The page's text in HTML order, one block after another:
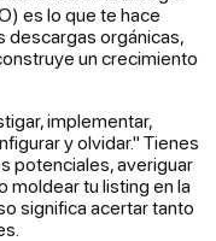
es lo que te hace
descargas orgánicas,
un crecimiento
implementar,
y olvidar." Tienes
potenciales, averiguar
moldear tu listing en la
significa acertar tanto